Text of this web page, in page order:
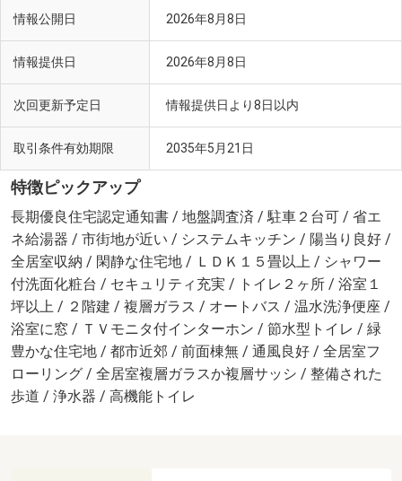
情報公開日 2026年8月8日
情報提供日 2026年8月8日
次回更新予定日 情報提供日より8日以内
取引条件有効期限 2035年5月21日
特徴ピックアップ
長期優良住宅認定通知書 / 地盤調査済 / 駐車２台可 / 省エ
ネ給湯器 / 市街地が近い / システムキッチン / 陽当り良好 /
全居室収納 / 閑静な住宅地 / ＬＤＫ１５畳以上 / シャワー
付洗面化粧台 / セキュリティ充実 / トイレ２ヶ所 / 浴室１
坪以上 / ２階建 / 複層ガラス / オートバス / 温水洗浄便座 /
浴室に窓 / ＴＶモニタ付インターホン / 節水型トイレ / 緑
豊かな住宅地 / 都市近郊 / 前面棟無 / 通風良好 / 全居室フ
ローリング / 全居室複層ガラスか複層サッシ / 整備された
歩道 / 浄水器 / 高機能トイレ